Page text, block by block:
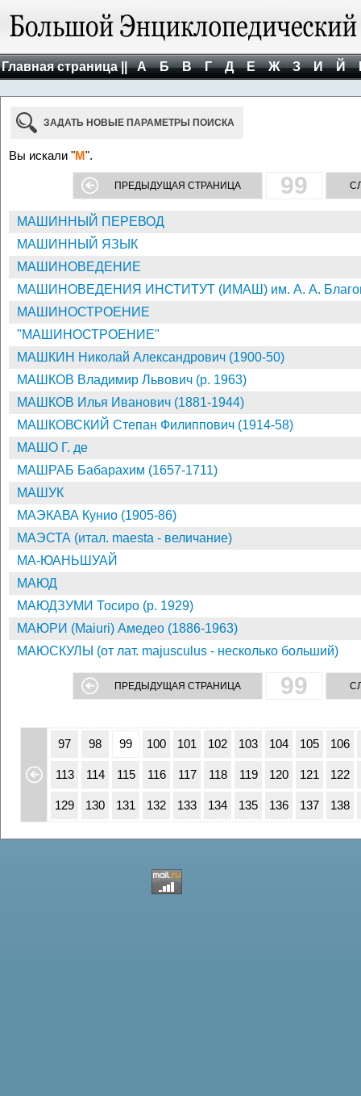
Главная страница || А Б В Г Д Е Ж З И Й
ЗАДАТЬ НОВЫЕ ПАРАМЕТРЫ ПОИСКА
Вы искали "М".
ПРЕДЫДУЩАЯ СТРАНИЦА 99
МАШИННЫЙ ПЕРЕВОД
МАШИННЫЙ ЯЗЫК
МАШИНОВЕДЕНИЕ
МАШИНОВЕДЕНИЯ ИНСТИТУТ (ИМАШ) им. А. А.
МАШИНОСТРОЕНИЕ
"МАШИНОСТРОЕНИЕ"
МАШКИН Николай Александрович (1900-50)
МАШКОВ Владимир Львович (р. 1963)
МАШКОВ Илья Иванович (1881-1944)
МАШКОВСКИЙ Степан Филиппович (1914-58)
МАШО Г. де
МАШРАБ Бабарахим (1657-1711)
МАШУК
МАЭКАВА Кунио (1905-86)
МАЭСТА (итал. maesta - величание)
МА-ЮАНЬШУАЙ
МАЮД
МАЮДЗУМИ Тосиро (р. 1929)
МАЮРИ (Maiuri) Амедео (1886-1963)
МАЮСКУЛЫ (от лат. majusculus - несколько больший)
ПРЕДЫДУЩАЯ СТРАНИЦА 99
80
97 98 99 100 101 102 103 104 105 106
113 114 115 116 117 118 119 120 121 122
129 130 131 132 133 134 135 136 137 138